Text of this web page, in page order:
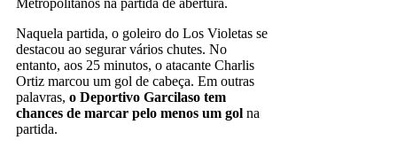
Metropolitanos na partida de abertura.
Naquela partida, o goleiro do Los Violetas se
destacou ao segurar vários chutes. No
entanto, aos 25 minutos, o atacante Charlis
Ortiz marcou um gol de cabeça. Em outras
palavras, o Deportivo Garcilaso tem
chances de marcar pelo menos um gol na
partida.